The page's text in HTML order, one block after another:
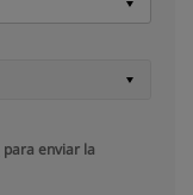
para enviar la